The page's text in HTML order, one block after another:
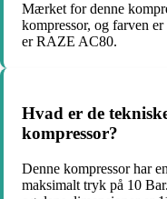
Mærket for denne
kompressor, og farven
er RAZE AC80.
Hvad er de
kompressor?
Denne kompressor har
maksimalt tryk på 10